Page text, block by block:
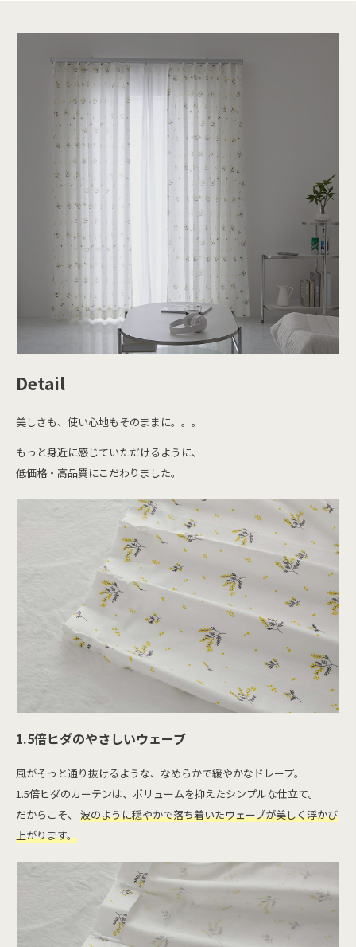
Detail
美しさも、使い心地もそのままに。。。
もっと身近に感じていただけるように、
低価格・高品質にこだわりました。
1.5倍ヒダのやさしいウェーブ
風がそっと通り抜けるような、なめらかで緩やかなドレープ。
1.5倍ヒダのカーテンは、ボリュームを抑えたシンプルな仕立て。
だからこそ、 波のように穏やかで落ち着いたウェーブが美しく浮かび
上がります。